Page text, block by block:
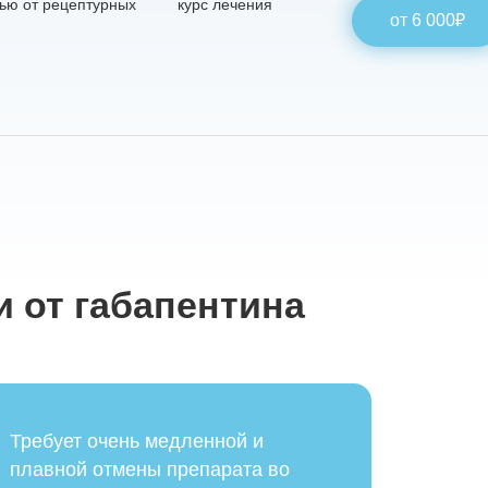
от рецептурных
курс лечения
от 6 000₽
габапентина
Требует очень медленной и
плавной отмены препарата во
данных